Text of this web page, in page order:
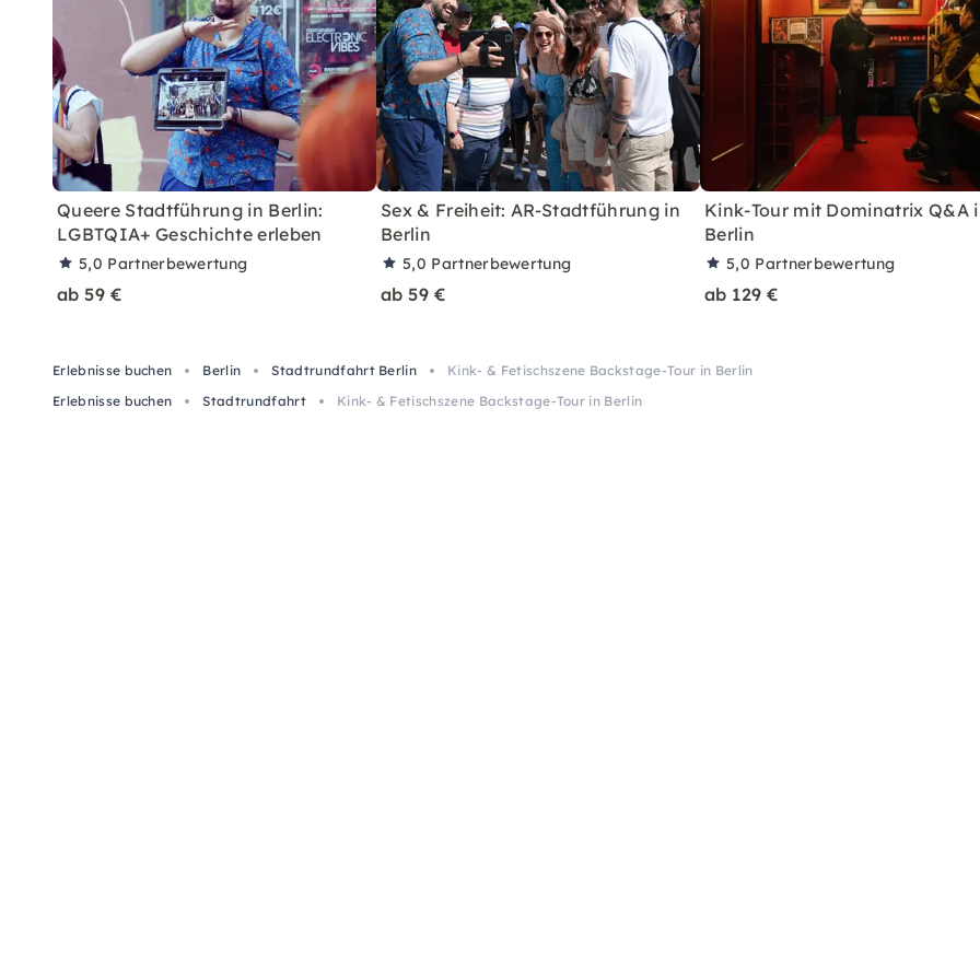
Queere Stadtführung in Berlin:
LGBTQIA+ Geschichte erleben
5,0 Partnerbewertung
ab 59 €
Sex & Freiheit: AR-Stadtführung in
Berlin
5,0 Partnerbewertung
ab 59 €
Kink-Tour mit Dominatrix Q&A
Berlin
5,0 Partnerbewertung
ab 129 €
Erlebnisse buchen Berlin Stadtrundfahrt Berlin
Kink- & Fetischszene Backstage-Tour in Berlin
Erlebnisse buchen
Stadtrundfahrt Kink- & Fetischszene Backstage-Tour in Berlin